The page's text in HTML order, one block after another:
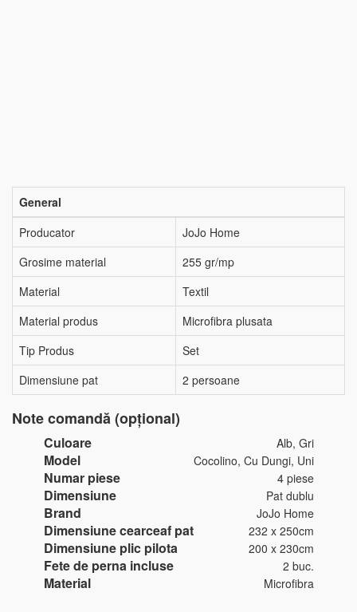
General
Producator
JoJo Home
Grosime material
255 gr/mp
Material
Textil
Material produs
Microfibra plusata
Tip Produs
Set
Dimensiune pat
2 persoane
Note comandă (opțional)
Culoare Alb, Gri
Model Cocolino, Cu Dungi, Uni
Numar piese 4 piese
Dimensiune Pat dublu
Brand JoJo Home
Dimensiune cearceaf pat 232 x 250cm
Dimensiune plic pilota 200 x 230cm
Fete de perna incluse 2 buc.
Material Microfibra